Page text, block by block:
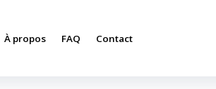
À propos FAQ Contact